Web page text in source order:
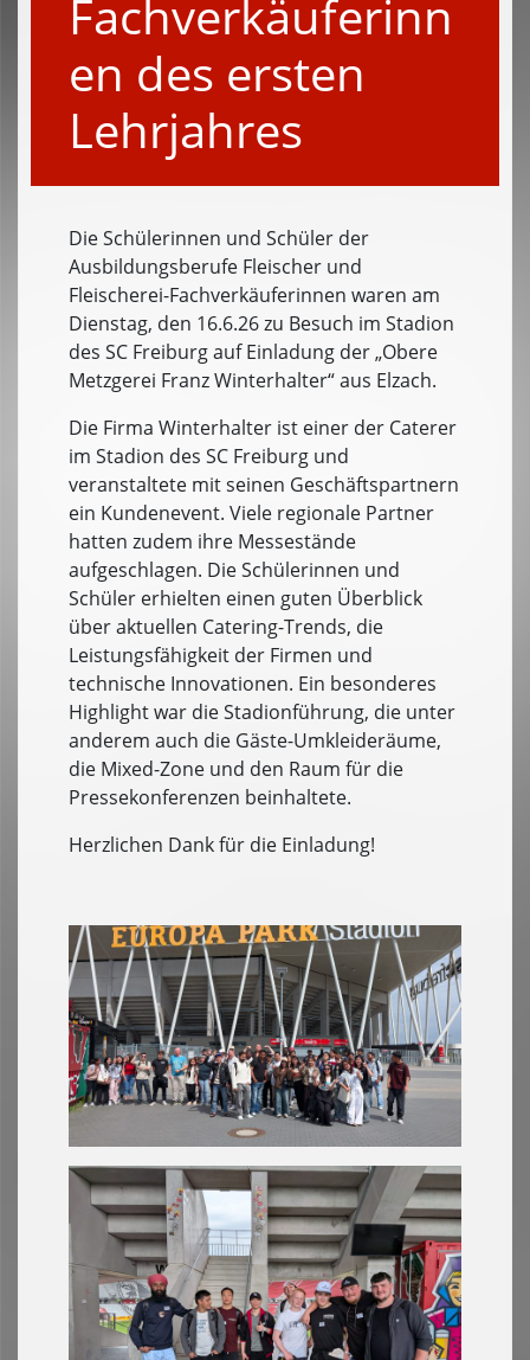
Fachverkäuferinn
en des ersten
Lehrjahres
Die Schülerinnen und Schüler der
Ausbildungsberufe Fleischer und
Fleischerei-Fachverkäuferinnen waren am
Dienstag, den 16.6.26 zu Besuch im Stadion
des SC Freiburg auf Einladung der „Obere
Metzgerei Franz Winterhalter“ aus Elzach.
Die Firma Winterhalter ist einer der Caterer
im Stadion des SC Freiburg und
veranstaltete mit seinen Geschäftspartnern
ein Kundenevent. Viele regionale Partner
hatten zudem ihre Messestände
aufgeschlagen. Die Schülerinnen und
Schüler erhielten einen guten Überblick
über aktuellen Catering-Trends, die
Leistungsfähigkeit der Firmen und
technische Innovationen. Ein besonderes
Highlight war die Stadionführung, die unter
anderem auch die Gäste-Umkleideräume,
die Mixed-Zone und den Raum für die
Pressekonferenzen beinhaltete.
Herzlichen Dank für die Einladung!